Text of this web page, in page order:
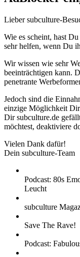
Lieber subculture-
Wie es scheint, hast Du
sehr helfen, wenn Du
Wir wissen wie sehr
beeinträchtigen kann.
penetrante
Jedoch sind die
einzige Möglichkeit Dir
Dir subculture.de
möchtest, deaktiviere
Vielen Dank dafür!
Dein subculture-Team
Podcast: 80s
Leucht
subculture
Save The Rave!
Podcast: